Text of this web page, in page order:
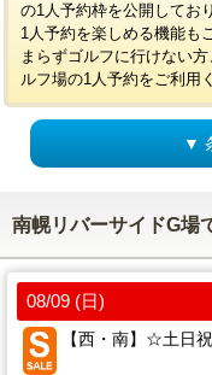
の1人予約枠を公開してお
1人予約を楽しめる機能も
まらずゴルフに行けない
ルフ場の1人予約をご利用
▼
南幌リバーサイドG場
08/09 (日)
【西・南】☆土日